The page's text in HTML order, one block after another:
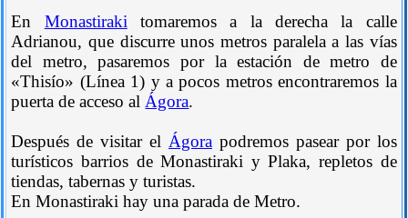
En Monastirakitomaremos a la derecha la calle
Adrianou, que discurre unos metros paralela a las vías
del metro, pasaremos por la estación de metro de
«Thisío» (Línea 1) y a pocos metros encontraremos la
puerta de acceso alÁgora.
Después de visitar el Ágora podremos pasear por los
turísticos barrios de Monastiraki y Plaka, repletos de
tiendas, tabernas y turistas.
En Monastiraki hay una parada de Metro.